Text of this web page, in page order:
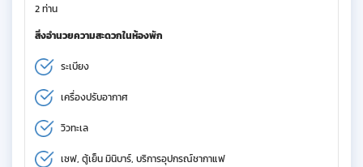
2 ท่าน
สิ่งอำนวยความสะดวกในห้องพัก
ระเบียง
เครื่องปรับอากาศ
วิวทะเล
เซฟ, ตู้เย็น มินิบาร์, บริการอุปกรณ์ชากาแฟ